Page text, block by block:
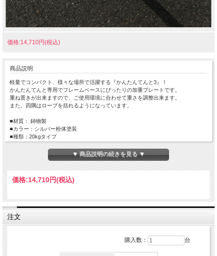
価格:14,710円(税込)
商品説明
軽量でコンパクト、様々な場所で活躍する『かんたんてんと3』！
かんたんてんと専用でフレームベースにぴったりの加重プレートです。
重ね置きが出来ますので、ご使用環境に合わせて重さを調整出来ます。
また、四隅はロープを括れるようになっています。
■材質： 鋳物製
■カラー：シルバー粉体塗装
■種類：20kgタイプ
▼ 商品説明の続きを見る ▼
価格:14,710円(税込)
注文
購入数： 台